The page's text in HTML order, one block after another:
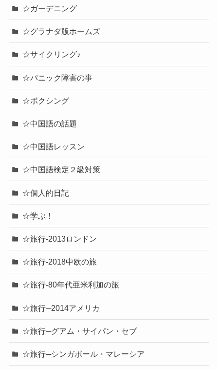
☆ガーデニング
☆グラナダ版ホームズ
☆サイクリング♪
☆パニック障害の事
☆ボクシング
☆中国語の話題
☆中国語レッスン
☆中国語検定２級対策
☆個人的日記
☆学ぶ！
☆旅行-2013ロンドン
☆旅行-2018中欧の旅
☆旅行-80年代亜米利加の旅
☆旅行─2014アメリカ
☆旅行─グアム・サイパン・セブ
☆旅行─シンガポール・マレーシア